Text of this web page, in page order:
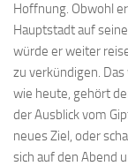
Hoffnung. Obwohl
Hauptstadt auf
würde er weiter
zu verkündigen. Das
wie heute, gehört
der Ausblick vom
neues Ziel, oder
sich auf den Abend